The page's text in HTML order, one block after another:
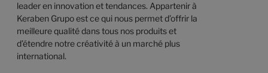
leader en innovation et tendances. Appartenir à
Keraben Grupo est ce qui nous permet d’offrir la
meilleure qualité dans tous nos produits et
d’étendre notre créativité à un marché plus
international.